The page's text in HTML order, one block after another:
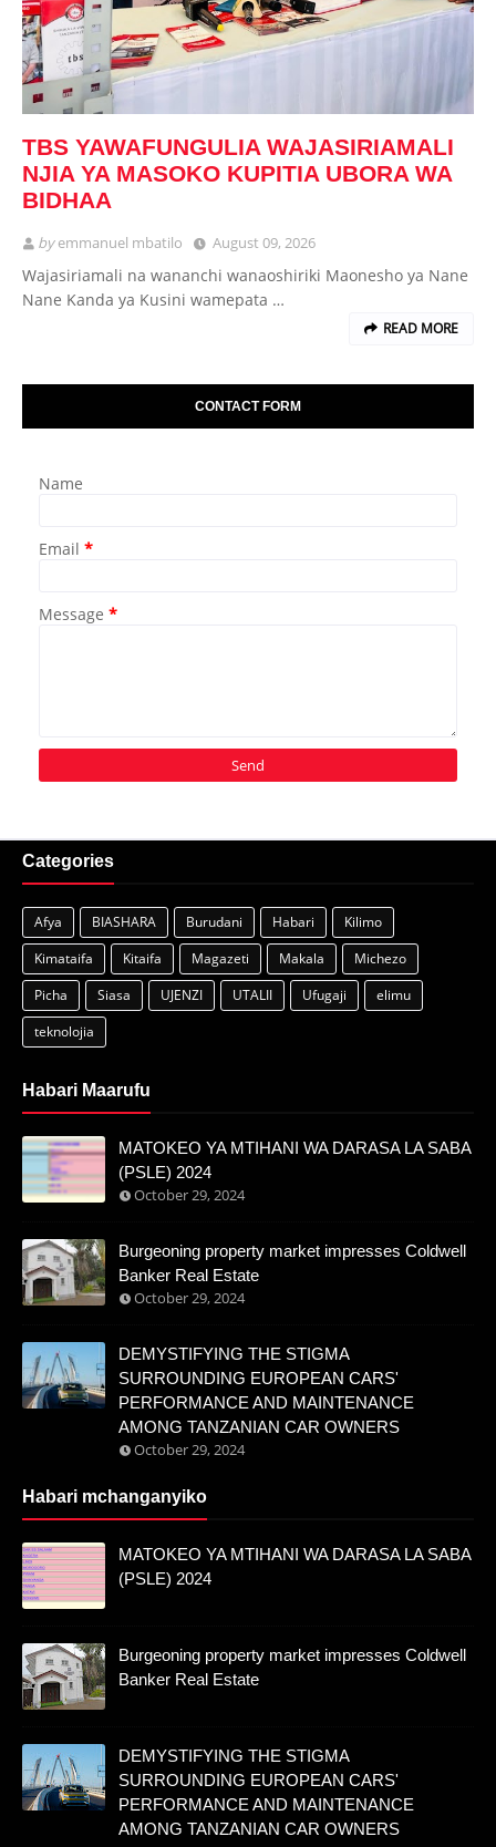
TBS YAWAFUNGULIA WAJASIRIAMALI
NJIA YA MASOKO KUPITIA UBORA WA
BIDHAA
byemmanuel mbatilo August 09, 2026
Wajasiriamali na wananchi wanaoshiriki Maonesho ya Nane
Nane Kanda ya Kusini wamepata …
READ MORE
CONTACT FORM
Name
Email *
Message *
Categories
Afya BIASHARA Burudani Habari
Kilimo
Kimataifa
Kitaifa Magazeti Makala
Michezo
Picha
Siasa UJENZI UTALII Ufugaji
elimu
teknolojia
Habari Maarufu
MATOKEO YA MTIHANI WA DARASA LA SABA
(PSLE) 2024
October 29, 2024
Burgeoning property market impresses Coldwell
Banker Real Estate
October 29, 2024
DEMYSTIFYING THE STIGMA
SURROUNDING EUROPEAN CARS'
PERFORMANCE AND MAINTENANCE
AMONG TANZANIAN CAR OWNERS
October 29, 2024
Habari mchanganyiko
MATOKEO YA MTIHANI WA DARASA LA SABA
(PSLE) 2024
Burgeoning property market impresses Coldwell
Banker Real Estate
DEMYSTIFYING THE STIGMA
SURROUNDING EUROPEAN CARS'
PERFORMANCE AND MAINTENANCE
AMONG TANZANIAN CAR OWNERS